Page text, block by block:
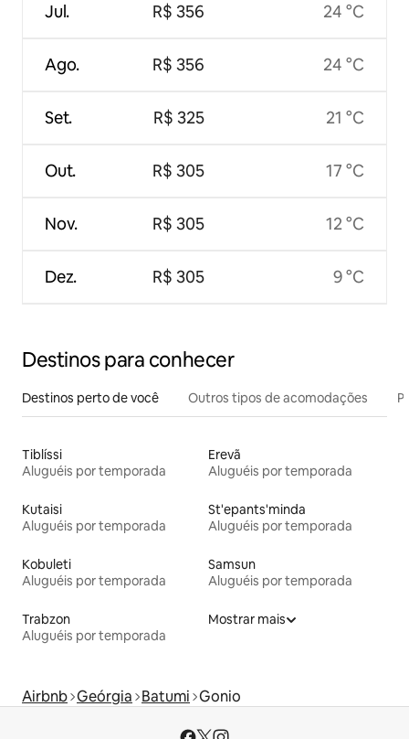
Jul.
Ago.
Set.
Out.
Nov.
Dez.
R$ 356
R$ 356
R$ 325
R$ 305
R$ 305
R$ 305
24 °C
24 °C
21 °C
17 °C
12 °C
9 °C
Destinos para conhecer
Destinos perto de você Outros tipos de acomodações
Tiblíssi
Aluguéis por temporada
Erevã
Aluguéis por temporada
Kutaisi
Aluguéis por temporada
St'epants'minda
Aluguéis por temporada
Kobuleti
Aluguéis por temporada
Samsun
Aluguéis por temporada
Trabzon
Aluguéis por temporada
Mostrar mais
Airbnb Geórgia Batumi Gonio